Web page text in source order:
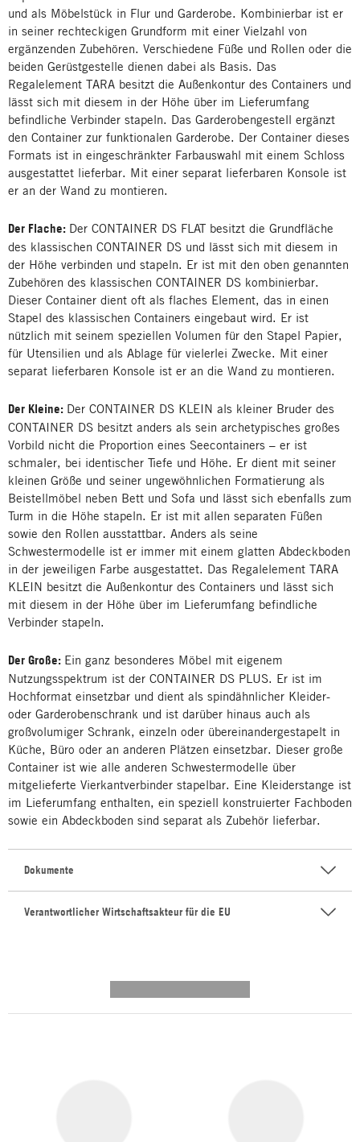
und als Möbelstück in Flur und Garderobe. Kombinierbar ist er
in seiner rechteckigen Grundform mit einer Vielzahl von
ergänzenden Zubehören. Verschiedene Füße und Rollen oder die
beiden Gerüstgestelle dienen dabei als Basis. Das
Regalelement TARA besitzt die Außenkontur des Containers und
lässt sich mit diesem in der Höhe über im Lieferumfang
befindliche Verbinder stapeln. Das Garderobengestell ergänzt
den Container zur funktionalen Garderobe. Der Container dieses
Formats ist in eingeschränkter Farbauswahl mit einem Schloss
ausgestattet lieferbar. Mit einer separat lieferbaren Konsole ist
er an der Wand zu montieren.
Der Flache: Der CONTAINER DS FLAT besitzt die Grundfläche
des klassischen CONTAINER DS und lässt sich mit diesem in
der Höhe verbinden und stapeln. Er ist mit den oben genannten
Zubehören des klassischen CONTAINER DS kombinierbar.
Dieser Container dient oft als flaches Element, das in einen
Stapel des klassischen Containers eingebaut wird. Er ist
nützlich mit seinem speziellen Volumen für den Stapel Papier,
für Utensilien und als Ablage für vielerlei Zwecke. Mit einer
separat lieferbaren Konsole ist er an die Wand zu montieren.
Der Kleine: Der CONTAINER DS KLEIN als kleiner Bruder des
CONTAINER DS besitzt anders als sein archetypisches großes
Vorbild nicht die Proportion eines Seecontainers – er ist
schmaler, bei identischer Tiefe und Höhe. Er dient mit seiner
kleinen Größe und seiner ungewöhnlichen Formatierung als
Beistellmöbel neben Bett und Sofa und lässt sich ebenfalls zum
Turm in die Höhe stapeln. Er ist mit allen separaten Füßen
sowie den Rollen ausstattbar. Anders als seine
Schwestermodelle ist er immer mit einem glatten Abdeckboden
in der jeweiligen Farbe ausgestattet. Das Regalelement TARA
KLEIN besitzt die Außenkontur des Containers und lässt sich
mit diesem in der Höhe über im Lieferumfang befindliche
Verbinder stapeln.
Der Große: Ein ganz besonderes Möbel mit eigenem
Nutzungsspektrum ist der CONTAINER DS PLUS. Er ist im
Hochformat einsetzbar und dient als spindähnlicher Kleider-
oder Garderobenschrank und ist darüber hinaus auch als
großvolumiger Schrank, einzeln oder übereinandergestapelt in
Küche, Büro oder an anderen Plätzen einsetzbar. Dieser große
Container ist wie alle anderen Schwestermodelle über
mitgelieferte Vierkantverbinder stapelbar. Eine Kleiderstange ist
im Lieferumfang enthalten, ein speziell konstruierter Fachboden
sowie ein Abdeckboden sind separat als Zubehör lieferbar.
Dokumente
Verantwortlicher Wirtschaftsakteur für die EU